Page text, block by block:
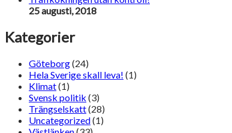
25 augusti, 2018
Kategorier
Göteborg(24)
Hela Sverige skall leva! (1)
Klimat(1)
Svensk politik (3)
Trängselskatt(28)
Uncategorized(1)